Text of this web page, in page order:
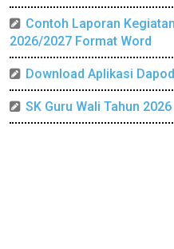
Contoh Laporan
2026/2027 Format Word
Download Aplikasi
SK Guru Wali Tahun 2026